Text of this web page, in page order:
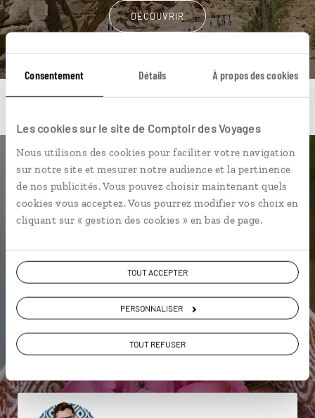
Consentement Détails À propos des cookies
Les cookies sur le site de Comptoir des Voyages
Nous utilisons des cookies pour faciliter votre navigation
sur notre site et mesurer notre audience et la pertinence
de nos publicités. Vous pouvez choisir maintenant quels
cookies vous acceptez. Vous pourrez modifier vos choix en
cliquant sur « gestion des cookies » en bas de page.
TOUT ACCEPTER
PERSONNALISER
TOUT REFUSER
DÉCOUVRIR
Une envie de voyage
particulière ?
Birkat al Mouz Désert de Wahiba
Al Hamra Culture des roses Fort de Bahla
Al Hamra